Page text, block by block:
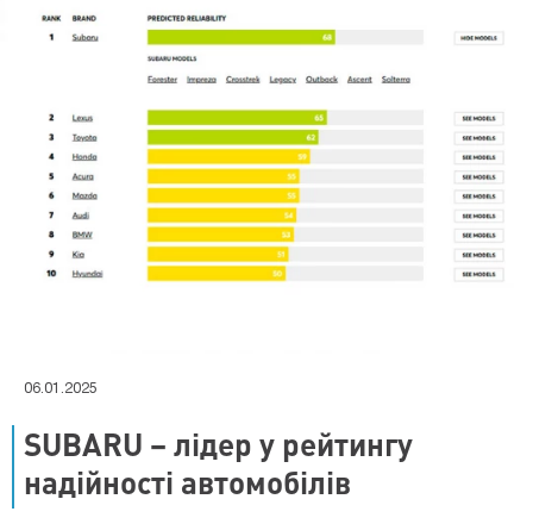
06.01.2025
SUBARU – лідер у рейтингу
надійності автомобілів